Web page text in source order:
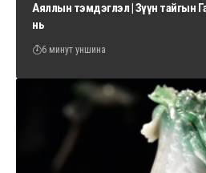
Аяллын тэмдэглэл | Зүүн тайгын
нь
6 минут уншина